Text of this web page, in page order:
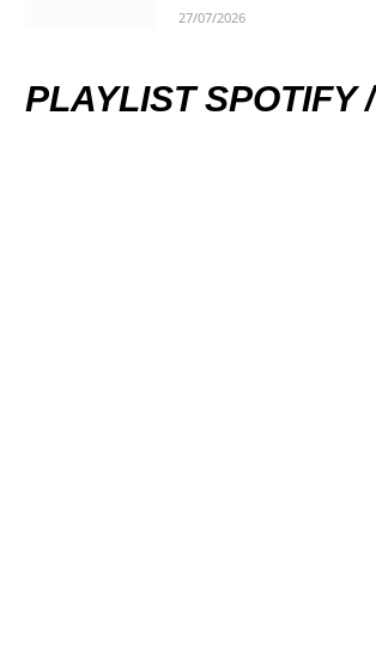
27/07/2026
PLAYLIST SPOTIFY /